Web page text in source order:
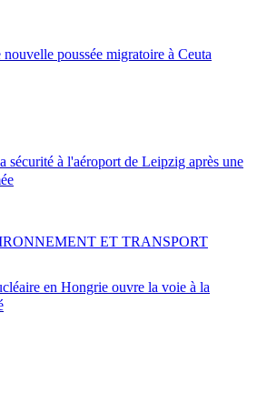
poussée migratoire à Ceuta
sécurité à l'aéroport de Leipzig après une
en Hongrie ouvre la voie à la
ET TRANSPORT